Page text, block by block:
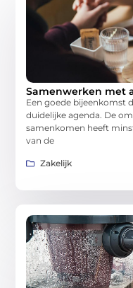
Samenwerken met
Een goede bijeenkomst
duidelijke agenda. De
samenkomen heeft
van de
Zakelijk